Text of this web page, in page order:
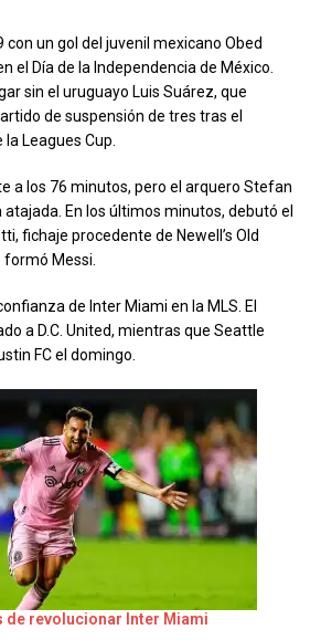
un gol del juvenil mexicano Obed
el Día de la Independencia de México.
sin el uruguayo Luis Suárez, que
de suspensión de tres tras el
Leagues Cup.
a los 76 minutos, pero el arquero Stefan
atajada. En los últimos minutos, debutó el
fichaje procedente de Newell’s Old
formó Messi.
de Inter Miami en la MLS. El
a D.C. United, mientras que Seattle
FC el domingo.
de revolucionar Inter Miami